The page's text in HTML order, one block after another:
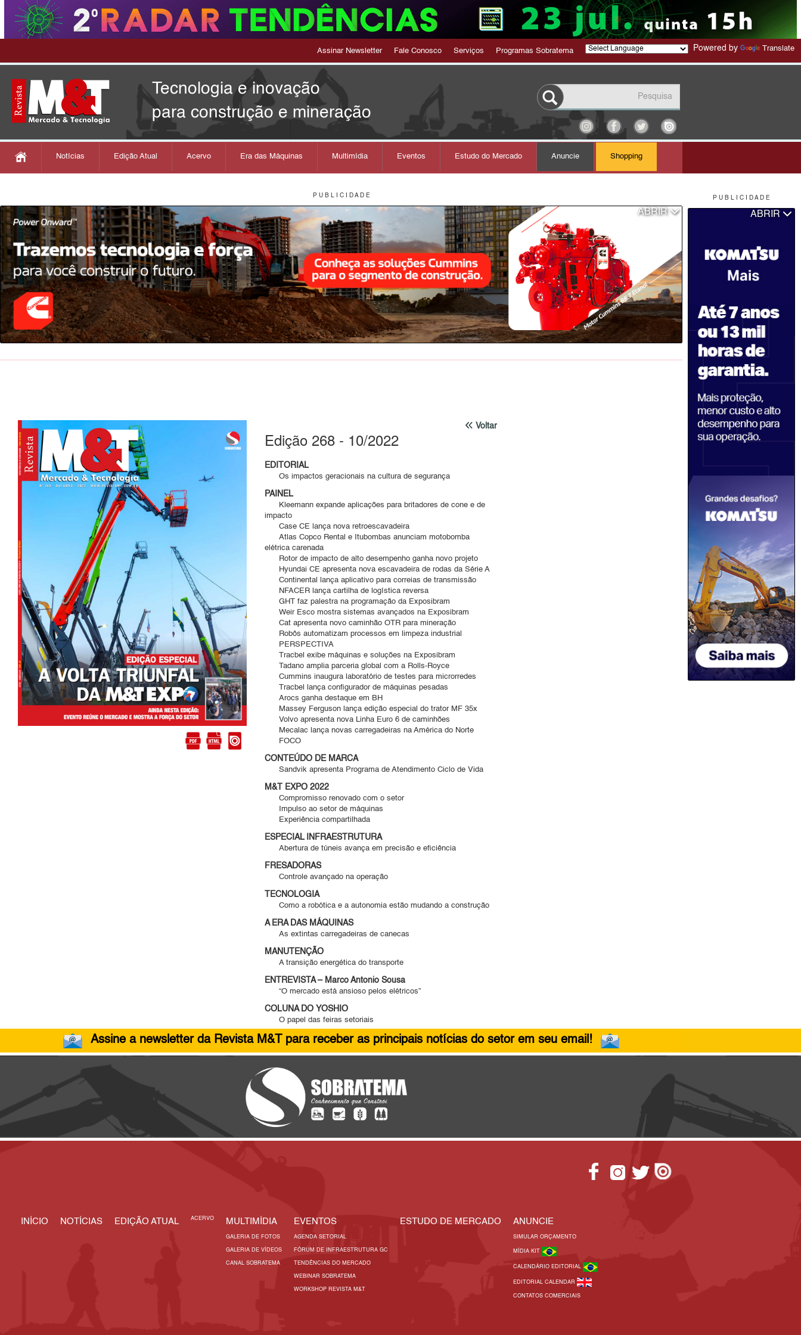
P U B L I C I D A D E
ABRIR
Assinar Newsletter Fale Conosco Serviços Programas Sobratema Powered by Translate
Tecnologia e inovação
para construção e mineração
Notícias Edição Atual Acervo Era das Máquinas Multimídia Eventos Estudo do Mercado Anuncie Shopping
P U B L I C I D A D E
ABRIR
Voltar
Edição 268 - 10/2022
EDITORIAL
Os impactos geracionais na cultura de segurança
PAINEL
Kleemann expande aplicações para britadores de cone e de
impacto
Case CE lança nova retroescavadeira
Atlas Copco Rental e Itubombas anunciam motobomba
elétrica carenada
Rotor de impacto de alto desempenho ganha novo projeto
Hyundai CE apresenta nova escavadeira de rodas da Série A
Continental lança aplicativo para correias de transmissão
NFACER lança cartilha de logística reversa
GHT faz palestra na programação da Exposibram
Weir Esco mostra sistemas avançados na Exposibram
Cat apresenta novo caminhão OTR para mineração
Robôs automatizam processos em limpeza industrial
PERSPECTIVA
Tracbel exibe máquinas e soluções na Exposibram
Tadano amplia parceria global com a Rolls-Royce
Cummins inaugura laboratório de testes para microrredes
Tracbel lança configurador de máquinas pesadas
Arocs ganha destaque em BH
Massey Ferguson lança edição especial do trator MF 35x
Volvo apresenta nova Linha Euro 6 de caminhões
Mecalac lança novas carregadeiras na América do Norte
FOCO
CONTEÚDO DE MARCA
Sandvik apresenta Programa de Atendimento Ciclo de Vida
M&T EXPO 2022
Compromisso renovado com o setor
Impulso ao setor de máquinas
Experiência compartilhada
ESPECIAL INFRAESTRUTURA
Abertura de túneis avança em precisão e eficiência
FRESADORAS
Controle avançado na operação
TECNOLOGIA
Como a robótica e a autonomia estão mudando a construção
A ERA DAS MÁQUINAS
As extintas carregadeiras de canecas
MANUTENÇÃO
A transição energética do transporte
ENTREVISTA – Marco Antonio Sousa
“O mercado está ansioso pelos elétricos”
COLUNA DO YOSHIO
O papel das feiras setoriais
Assine a newsletter da Revista M&T para receber as principais notícias do setor em seu email!
INÍCIO NOTÍCIAS EDIÇÃO ATUAL ACERVO MULTIMÍDIA
GALERIA DE FOTOS
GALERIA DE VÍDEOS
CANAL SOBRATEMA
EVENTOS
AGENDA SETORIAL
FÓRUM DE INFRAESTRUTURA GC
TENDÊNCIAS DO MERCADO
WEBINAR SOBRATEMA
WORKSHOP REVISTA M&T
ESTUDO DE MERCADO ANUNCIE
SIMULAR ORÇAMENTO
MÍDIA KIT
CALENDÁRIO EDITORIAL
EDITORIAL CALENDAR
CONTATOS COMERCIAIS